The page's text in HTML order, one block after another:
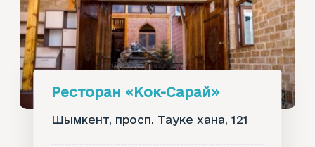
Ресторан «Кок-Сарай»
Шымкент, просп. Тауке хана, 121